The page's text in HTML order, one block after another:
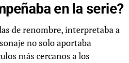
en la serie?
de renombre, interpretaba a
no solo aportaba
más cercanos a los